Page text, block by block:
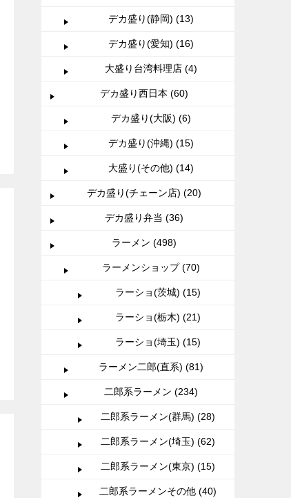
デカ盛り(静岡) (13)
デカ盛り(愛知) (16)
大盛り台湾料理店 (4)
デカ盛り西日本 (60)
デカ盛り(大阪) (6)
デカ盛り(沖縄) (15)
大盛り(その他) (14)
デカ盛り(チェーン店) (20)
デカ盛り弁当 (36)
ラーメン (498)
ラーメンショップ (70)
ラーショ(茨城) (15)
ラーショ(栃木) (21)
ラーショ(埼玉) (15)
ラーメン二郎(直系) (81)
二郎系ラーメン (234)
二郎系ラーメン(群馬) (28)
二郎系ラーメン(埼玉) (62)
二郎系ラーメン(東京) (15)
二郎系ラーメンその他 (40)